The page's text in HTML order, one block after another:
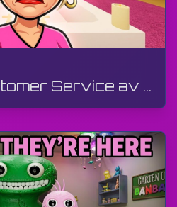
😤 Karen's Customer Service av D4RKY Studios | Roblox | Gameplay, utan kommentarer, Android